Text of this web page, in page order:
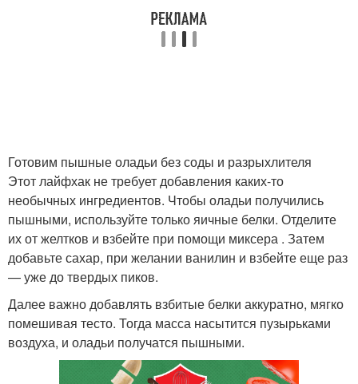
Готовим пышные оладьи без соды и разрыхлителя
Этот лайфхак не требует добавления каких-то
необычных ингредиентов. Чтобы оладьи получились
пышными, используйте только яичные белки. Отделите
их от желтков и взбейте при помощи миксера . Затем
добавьте сахар, при желании ванилин и взбейте еще раз
— уже до твердых пиков.
Далее важно добавлять взбитые белки аккуратно, мягко
помешивая тесто. Тогда масса насытится пузырьками
воздуха, и оладьи получатся пышными.